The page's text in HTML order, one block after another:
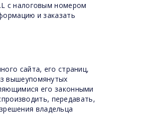
с налоговым номером
и заказать
сайта, его страниц,
вышеупомянутых
его законными
передавать,
владельца